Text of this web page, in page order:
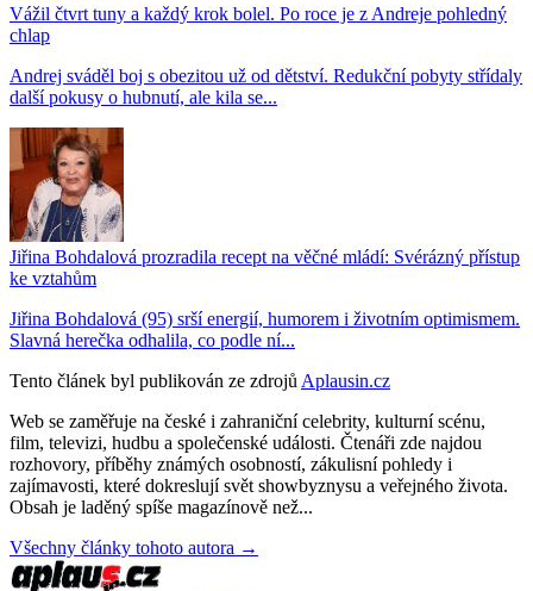
Vážil čtvrt tuny a každý krok bolel. Po roce je z Andreje pohledný
chlap
Andrej sváděl boj s obezitou už od dětství. Redukční pobyty střídaly
další pokusy o hubnutí, ale kila se...
Jiřina Bohdalová prozradila recept na věčné mládí: Svérázný přístup
ke vztahům
Jiřina Bohdalová (95) srší energií, humorem i životním optimismem.
Slavná herečka odhalila, co podle ní...
Tento článek byl publikován ze zdrojů Aplausin.cz
Web se zaměřuje na české i zahraniční celebrity, kulturní scénu,
film, televizi, hudbu a společenské události. Čtenáři zde najdou
rozhovory, příběhy známých osobností, zákulisní pohledy i
zajímavosti, které dokreslují svět showbyznysu a veřejného života.
Obsah je laděný spíše magazínově než...
Všechny články tohoto autora →